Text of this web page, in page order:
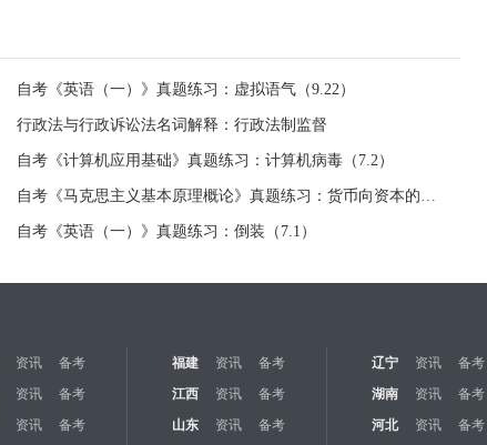
自考《英语（一）》真题练习：虚拟语气（9.22）
行政法与行政诉讼法名词解释：行政法制监督
自考《计算机应用基础》真题练习：计算机病毒（7.2）
自考《马克思主义基本原理概论》真题练习：货币向资本的转化（7.1）
自考《英语（一）》真题练习：倒装（7.1）
资讯 备考 福建 资讯 备考 辽宁 资讯
备考
资讯 备考 江西 资讯 备考 湖南 资讯
备考
资讯 备考 山东 资讯 备考 河北 资讯 备考